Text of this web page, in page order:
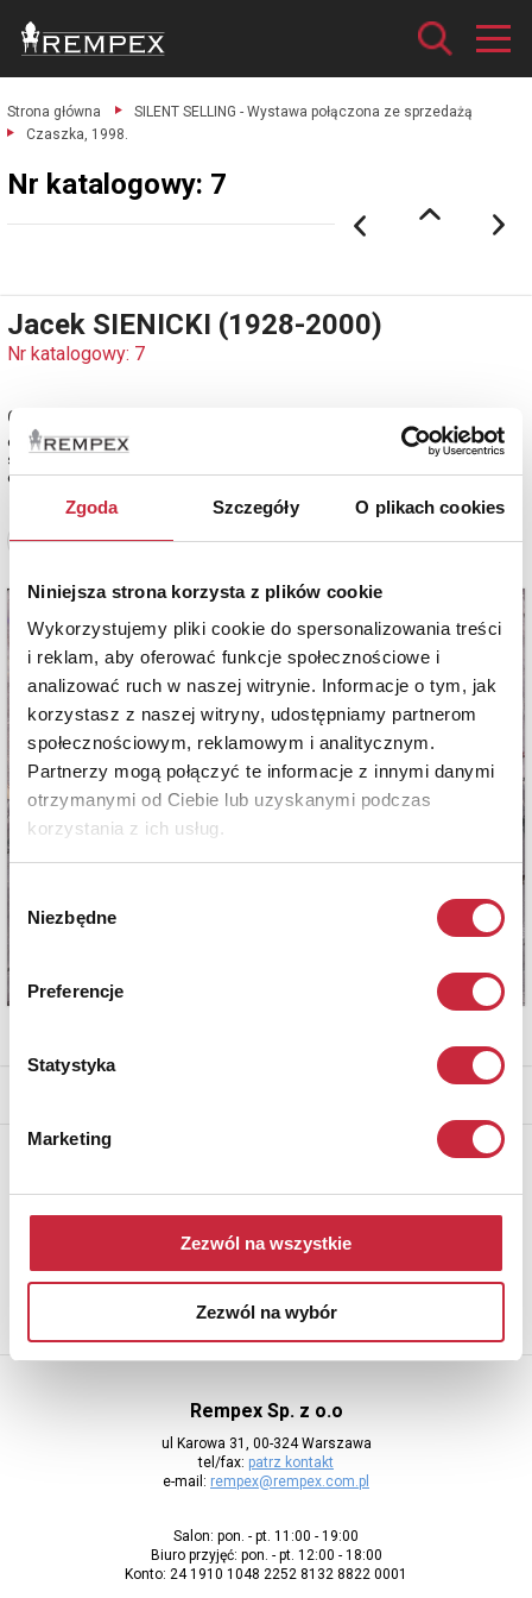
Zgoda Szczegóły O plikach cookies
Niniejsza strona korzysta z plików cookie
Wykorzystujemy pliki cookie do spersonalizowania treści
i reklam, aby oferować funkcje społecznościowe i
analizować ruch w naszej witrynie. Informacje o tym, jak
korzystasz z naszej witryny, udostępniamy partnerom
społecznościowym, reklamowym i analitycznym.
Partnerzy mogą połączyć te informacje z innymi danymi
otrzymanymi od Ciebie lub uzyskanymi podczas
korzystania z ich usług.
zgody
Niezbędne
Preferencje
Statystyka
Marketing
Zezwól na wszystkie
Zezwól na wybór
Strona główna
SILENT SELLING - Wystawa połączona ze sprzedażą
Czaszka, 1998.
Nr katalogowy: 7
Jacek SIENICKI (1928-2000)
Nr katalogowy: 7
Czaszka, 1998
olej, płótno; 33 x 41 cm;
sygn. i dat. p.d.: 98 / J.SIENICKI
estymacja: 50 000 - 60 000 zł
Zobacz pełne informacje
Aby otrzymywać informacje o nowych aukcjach, prosimy podać
adres e-mail
Rempex Sp. z o.o
ul Karowa 31, 00-324 Warszawa
tel/fax: patrz kontakt
e-mail: rempex@rempex.com.pl
Salon: pon. - pt. 11:00 - 19:00
Biuro przyjęć: pon. - pt. 12:00 - 18:00
Konto: 24 1910 1048 2252 8132 8822 0001